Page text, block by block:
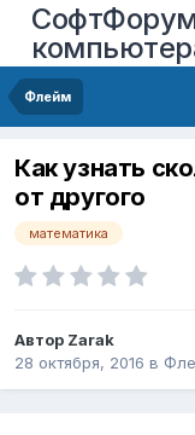
Флейм
Как узнать
от другого
математика
Автор Zarak
28 октября, 2016 в